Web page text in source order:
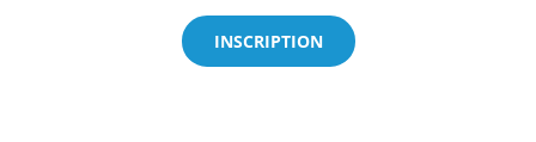
INSCRIPTION